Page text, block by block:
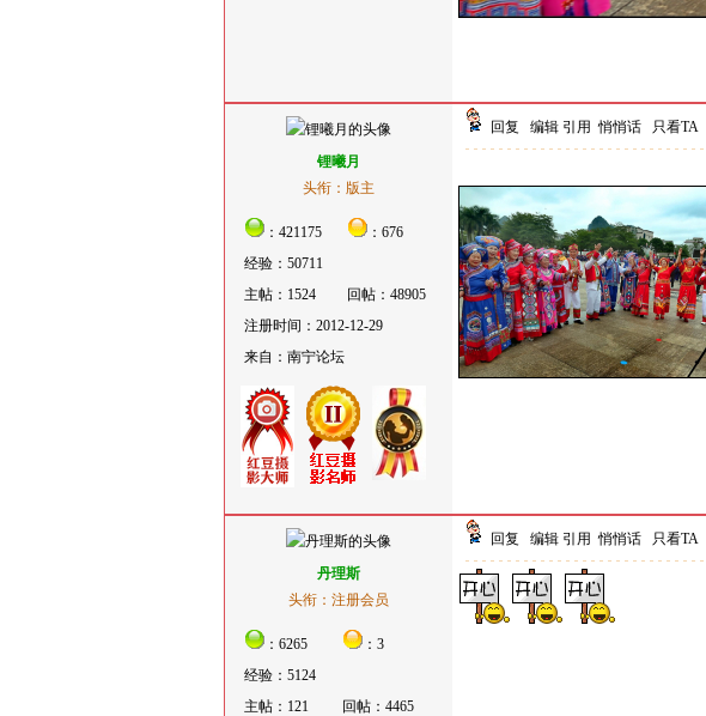
锂曦月
头衔：版主
：421175
：676
经验：50711
主帖：1524
回帖：48905
注册时间：2012-12-29
来自：南宁论坛
回复 编辑 引用 悄悄话 只看TA
丹理斯
头衔：注册会员
：6265
：3
经验：5124
主帖：121
回帖：4465
回复 编辑 引用 悄悄话 只看TA